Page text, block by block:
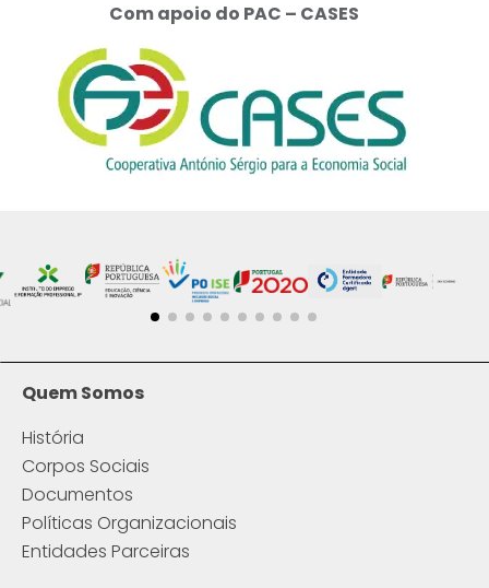
Com apoio do PAC – CASES
Quem Somos
História
Corpos Sociais
Documentos
Políticas Organizacionais
Entidades Parceiras